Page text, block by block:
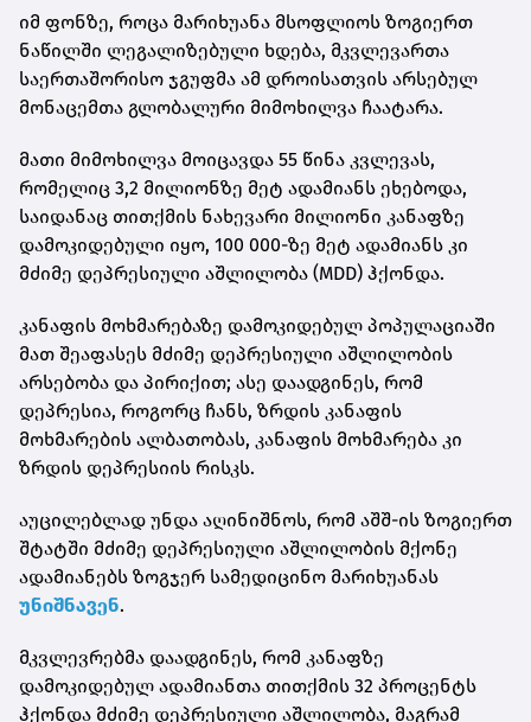
იმ ფონზე, როცა მარიხუანა მსოფლიოს ზოგიერთ
ნაწილში ლეგალიზებული ხდება, მკვლევართა
საერთაშორისო ჯგუფმა ამ დროისათვის არსებულ
მონაცემთა გლობალური მიმოხილვა ჩაატარა.
მათი მიმოხილვა მოიცავდა 55 წინა კვლევას,
რომელიც 3,2 მილიონზე მეტ ადამიანს ეხებოდა,
საიდანაც თითქმის ნახევარი მილიონი კანაფზე
დამოკიდებული იყო, 100 000-ზე მეტ ადამიანს კი
მძიმე დეპრესიული აშლილობა (MDD) ჰქონდა.
კანაფის მოხმარებაზე დამოკიდებულ პოპულაციაში
მათ შეაფასეს მძიმე დეპრესიული აშლილობის
არსებობა და პირიქით; ასე დაადგინეს, რომ
დეპრესია, როგორც ჩანს, ზრდის კანაფის
მოხმარების ალბათობას, კანაფის მოხმარება კი
ზრდის დეპრესიის რისკს.
აუცილებლად უნდა აღინიშნოს, რომ აშშ-ის ზოგიერთ
შტატში მძიმე დეპრესიული აშლილობის მქონე
ადამიანებს ზოგჯერ სამედიცინო მარიხუანას
უნიშნავენ.
მკვლევრებმა დაადგინეს, რომ კანაფზე
დამოკიდებულ ადამიანთა თითქმის 32 პროცენტს
ჰქონდა მძიმე დეპრესიული აშლილობა, მაგრამ